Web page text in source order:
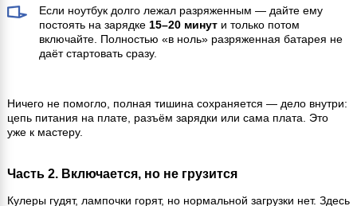
Если ноутбук долго лежал разряженным — дайте ему
постоять на зарядке 15–20 минути только потом
включайте. Полностью «в ноль» разряженная батарея не
даёт стартовать сразу.
Ничего не помогло, полная тишина сохраняется — дело внутри:
цепь питания на плате, разъём зарядки или сама плата. Это
уже к мастеру.
Часть 2. Включается, но не грузится
Кулеры гудят, лампочки горят, но нормальной загрузки нет. Здесь